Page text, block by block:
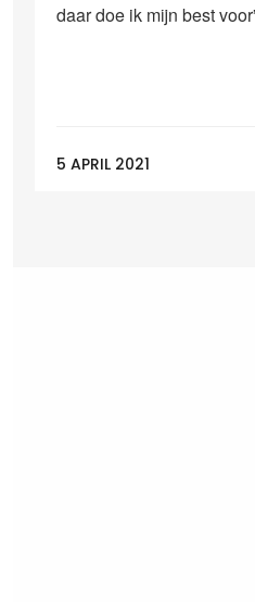
daar doe ik mijn best
5 APRIL 2021